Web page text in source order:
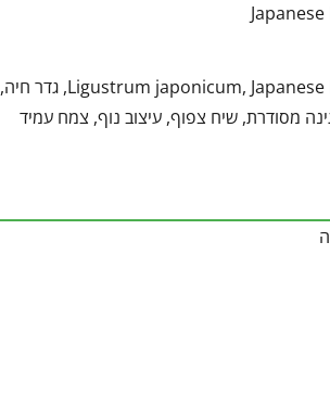
ליגוסטרום יפני, Ligustrum japonicum, Japanese Privet, גדר חיה,
מסודרת, שיח צפוף, עיצוב נוף, צמח עמיד